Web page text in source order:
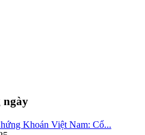
ngày
Khoán Việt Nam: Cổ...